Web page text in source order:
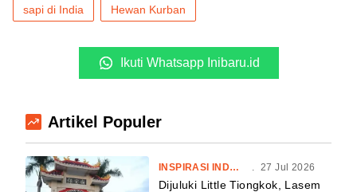
sapi di India Hewan Kurban
Ikuti Whatsapp Inibaru.id
Artikel Populer
INSPIRASI INDONESIA . 27 Jul 2026
Dijuluki Little Tiongkok, Lasem